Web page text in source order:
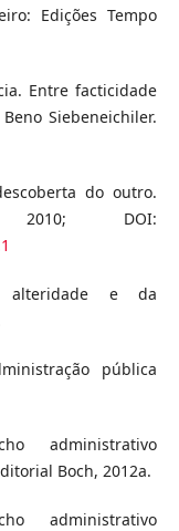
Edições Tempo
Entre facticidade
Siebeneichiler.
do outro.
2010; DOI:
alteridade e da
pública
administrativo
Boch, 2012a.
administrativo